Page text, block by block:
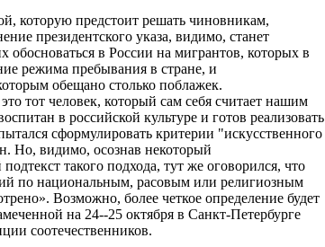
которую предстоит решать чиновникам,
президентского указа, видимо, станет
обосноваться в России на мигрантов, которых в
режима пребывания в стране, и
обещано столько поблажек.
тот человек, который сам себя считает нашим
в российской культуре и готов реализовать
сформулировать критерии "искусственного
Но, видимо, осознав некоторый
такого подхода, тут же оговорился, что
по национальным, расовым или религиозным
Возможно, более четкое определение будет
на 24--25 октября в Санкт-Петербурге
соотечественников.